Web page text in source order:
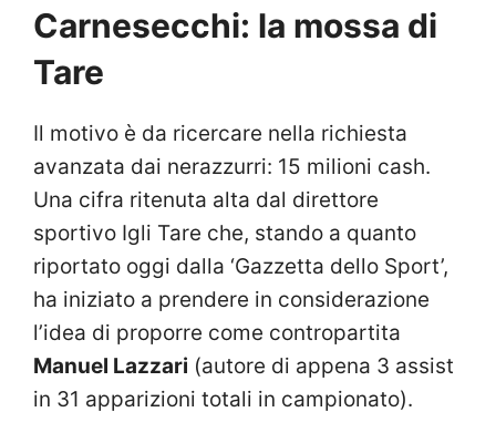
Carnesecchi: la mossa di
Tare
Il motivo è da ricercare nella richiesta
avanzata dai nerazzurri: 15 milioni cash.
Una cifra ritenuta alta dal direttore
sportivo Igli Tare che, stando a quanto
riportato oggi dalla ‘Gazzetta dello Sport’,
ha iniziato a prendere in considerazione
l’idea di proporre come contropartita
Manuel Lazzari (autore di appena 3 assist
in 31 apparizioni totali in campionato).